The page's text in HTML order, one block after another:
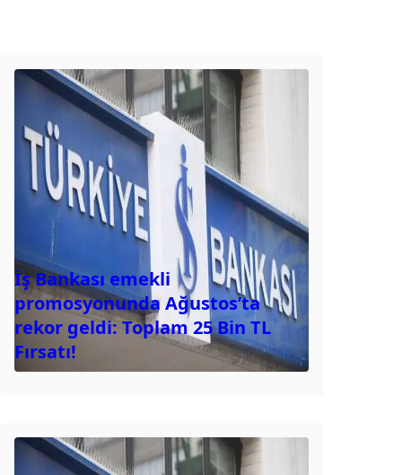
İş Bankası emekli
promosyonunda Ağustos’ta
rekor geldi: Toplam 25 Bin TL
Fırsatı!